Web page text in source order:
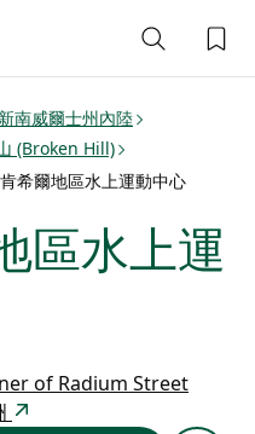
新南威爾士州內陸
(Broken Hill)
希爾地區水上運動中心
區水上運
of Radium Street